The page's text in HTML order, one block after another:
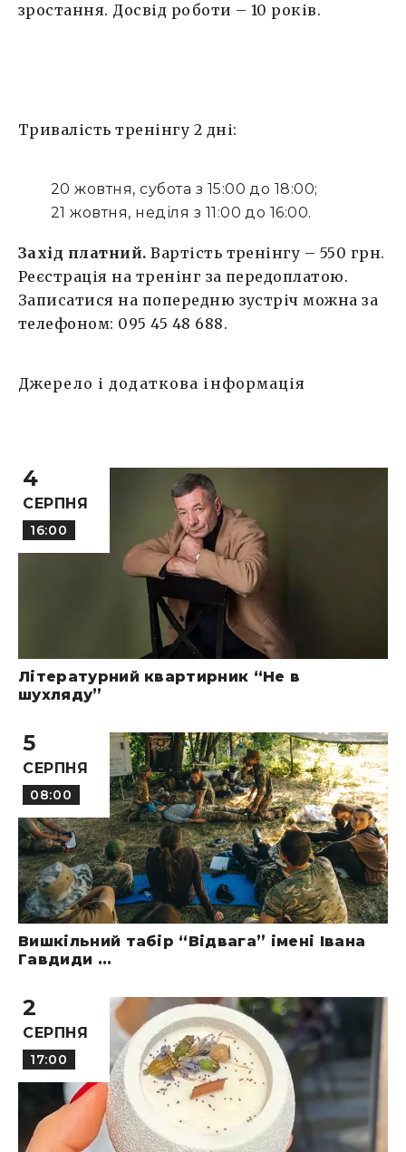
зростання. Досвід роботи – 10 років.
Тривалість тренінгу 2 дні:
20 жовтня, субота з 15:00 до 18:00;
21 жовтня, неділя з 11:00 до 16:00.
Захід платний. Вартість тренінгу – 550 грн.
Реєстрація на тренінг за передоплатою.
Записатися на попередню зустріч можна за
телефоном: 095 45 48 688.
Джерело і додаткова інформація
4
СЕРПНЯ
16:00
Літературний квартирник “Не в
шухляду”
5
СЕРПНЯ
08:00
Вишкільний табір “Відвага” імені Івана
Гавдиди ...
2
СЕРПНЯ
17:00